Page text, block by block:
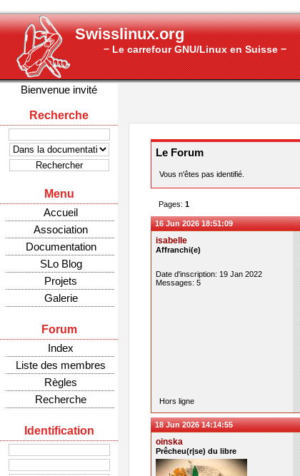
Swisslinux.org
− Le carrefour GNU/Linux en Suisse −
Bienvenue invité
Recherche
Menu
Accueil
Association
Documentation
SLo Blog
Projets
Galerie
Forum
Index
Liste des membres
Règles
Recherche
Identification
Le Forum
Vous n'êtes pas identifié.
Pages: 1
16 Jun 2026 18:51:09
isabelle
Affranchi(e)
Date d'inscription: 19 Jan 2022
Messages: 5
Hors ligne
18 Jun 2026 14:14:55
oinska
Prêcheu(r|se) du libre